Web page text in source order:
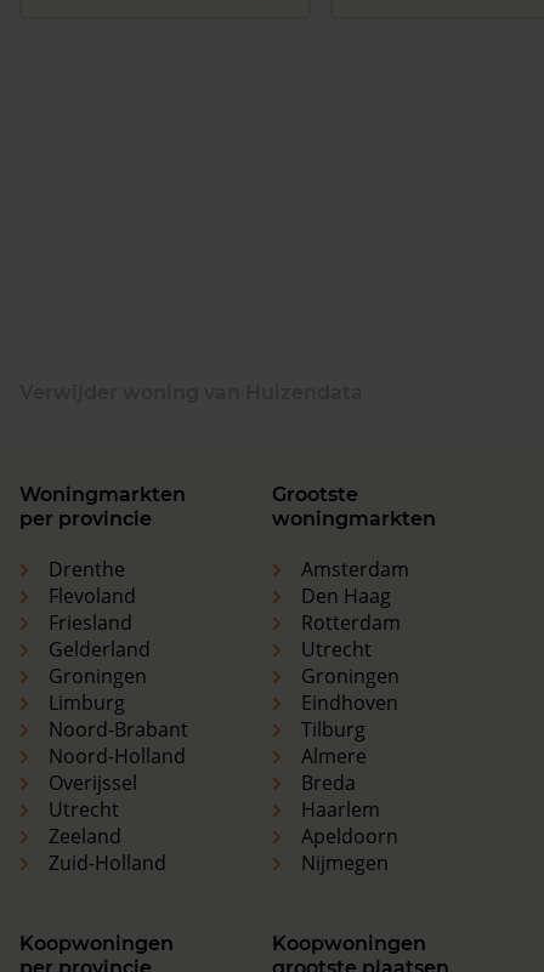
Woningmarkten
per provincie
Drenthe
Flevoland
Friesland
Gelderland
Groningen
Limburg
Noord-Brabant
Noord-Holland
Overijssel
Utrecht
Zeeland
Zuid-Holland
Grootste
woningmarkten
Amsterdam
Den Haag
Rotterdam
Utrecht
Groningen
Eindhoven
Tilburg
Almere
Breda
Haarlem
Apeldoorn
Nijmegen
Koopwoningen
Koopwoningen